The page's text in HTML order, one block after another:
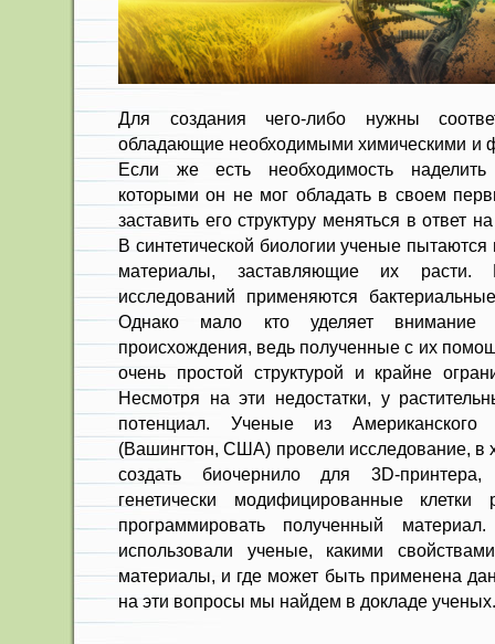
Для создания чего-либо нужны
обладающие необходимыми химическими и
Если же есть необходимость наделить
которыми он не мог обладать в своем
заставить его структуру меняться в ответ
В синтетической биологии ученые
материалы, заставляющие их расти.
исследований применяются
Однако мало кто уделяет внимание
происхождения, ведь полученные с их
очень простой структурой и крайне
Несмотря на эти недостатки, у
потенциал. Ученые из Американского
(Вашингтон, США) провели исследование, в
создать биочернило для 3D-
генетически модифицированные клетки
программировать полученный
использовали ученые, какими
материалы, и где может быть применена
на эти вопросы мы найдем в докладе